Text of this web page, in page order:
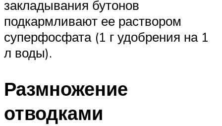
закладывания бутонов
подкармливают ее раствором
суперфосфата (1 г удобрения на 1
л воды).
Размножение
отводками